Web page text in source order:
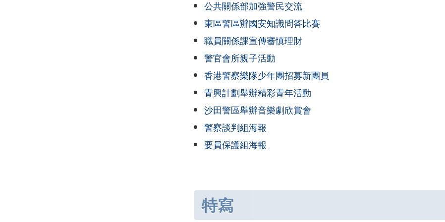
公共關係部加強警民交流
東區警區辦國安知識問答比賽
職員關係課宣傳審慎理財
警官會所親子活動
香港警察樂隊少年團招募新團員
青興計劃舉辦精彩青年活動
沙田警區舉辦音樂劇欣賞會
警察談判組海報
要員保護組海報
特寫